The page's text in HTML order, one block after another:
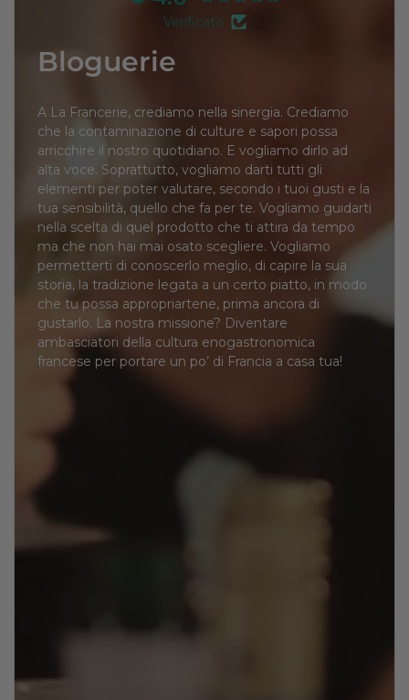
Verificato
Bloguerie
A La Francerie, crediamo nella sinergia. Crediamo
che la contaminazione di culture e sapori possa
arricchire il nostro quotidiano. E vogliamo dirlo ad
alta voce. Soprattutto, vogliamo darti tutti gli
elementi per poter valutare, secondo i tuoi gusti e la
tua sensibilità, quello che fa per te. Vogliamo guidarti
nella scelta di quel prodotto che ti attira da tempo
ma che non hai mai osato scegliere. Vogliamo
permetterti di conoscerlo meglio, di capire la sua
storia, la tradizione legata a un certo piatto, in modo
che tu possa appropriartene, prima ancora di
gustarlo. La nostra missione? Diventare
ambasciatori della cultura enogastronomica
francese per portare un po’ di Francia a casa tua!